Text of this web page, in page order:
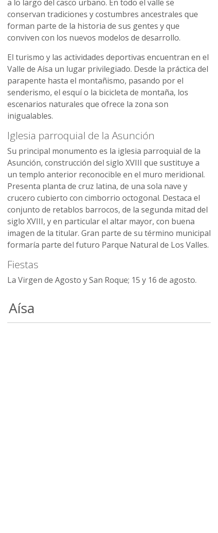
a lo largo del casco urbano. En todo el valle se
conservan tradiciones y costumbres ancestrales que
forman parte de la historia de sus gentes y que
conviven con los nuevos modelos de desarrollo.
El turismo y las actividades deportivas encuentran en el
Valle de Aísa un lugar privilegiado. Desde la práctica del
parapente hasta el montañismo, pasando por el
senderismo, el esquí o la bicicleta de montaña, los
escenarios naturales que ofrece la zona son
inigualables.
Iglesia parroquial de la Asunción
Su principal monumento es la iglesia parroquial de la
Asunción, construcción del siglo XVIII que sustituye a
un templo anterior reconocible en el muro meridional.
Presenta planta de cruz latina, de una sola nave y
crucero cubierto con cimborrio octogonal. Destaca el
conjunto de retablos barrocos, de la segunda mitad del
siglo XVIII, y en particular el altar mayor, con buena
imagen de la titular. Gran parte de su término municipal
formaría parte del futuro Parque Natural de Los Valles.
Fiestas
La Virgen de Agosto y San Roque; 15 y 16 de agosto.
Aísa